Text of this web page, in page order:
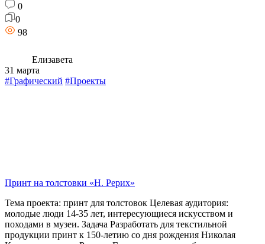
0
0
98
Елизавета
31 марта
#Графический #Проекты
Принт на толстовки «Н. Рерих»
Тема проекта: принт для толстовок Целевая аудитория:
молодые люди 14-35 лет, интересующиеся искусством и
походами в музеи. Задача Разработать для текстильной
продукции принт к 150-летию со дня рождения Николая